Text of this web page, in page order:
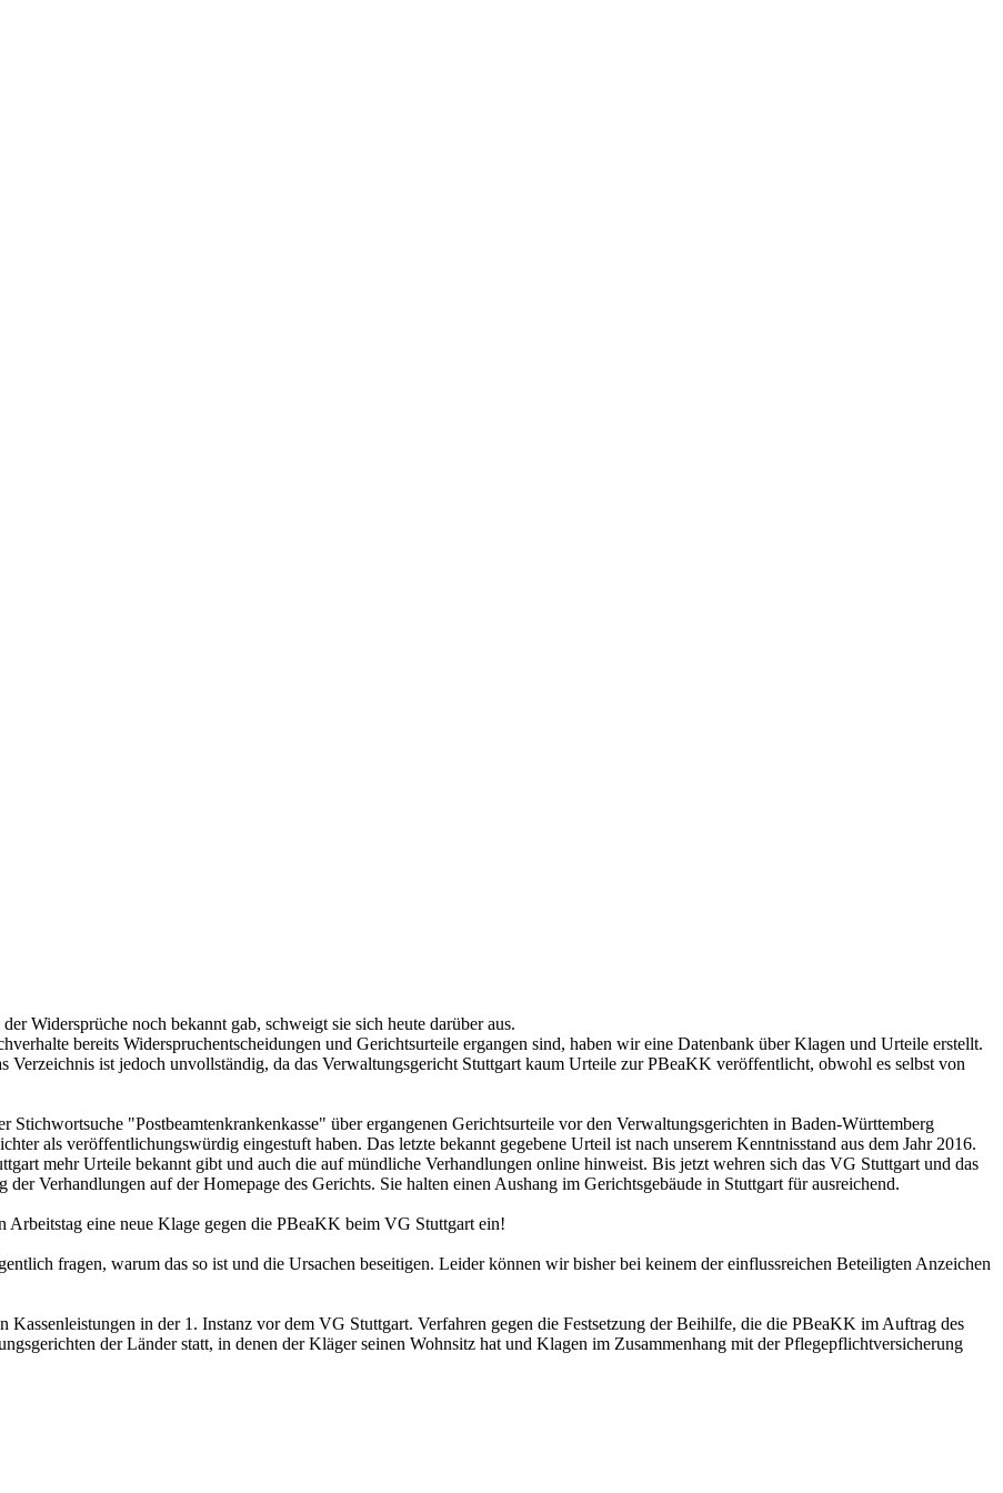
Widersprüche noch bekannt gab, schweigt sie sich heute darüber aus.
bereits Widerspruchentscheidungen und Gerichtsurteile ergangen sind, haben wir eine Datenbank über Klagen und Urteile erstellt.
ist jedoch unvollständig, da das Verwaltungsgericht Stuttgart kaum Urteile zur PBeaKK veröffentlicht, obwohl es selbst von
Stichwortsuche "Postbeamtenkrankenkasse" über ergangenen Gerichtsurteile vor den Verwaltungsgerichten in Baden-Württemberg
als veröffentlichungswürdig eingestuft haben. Das letzte bekannt gegebene Urteil ist nach unserem Kenntnisstand aus dem Jahr 2016.
mehr Urteile bekannt gibt und auch die auf mündliche Verhandlungen online hinweist. Bis jetzt wehren sich das VG Stuttgart und das
Verhandlungen auf der Homepage des Gerichts. Sie halten einen Aushang im Gerichtsgebäude in Stuttgart für ausreichend.
eine neue Klage gegen die PBeaKK beim VG Stuttgart ein!
fragen, warum das so ist und die Ursachen beseitigen. Leider können wir bisher bei keinem der einflussreichen Beteiligten Anzeichen
Kassenleistungen in der 1. Instanz vor dem VG Stuttgart. Verfahren gegen die Festsetzung der Beihilfe, die die PBeaKK im Auftrag des
der Länder statt, in denen der Kläger seinen Wohnsitz hat und Klagen im Zusammenhang mit der Pflegepflichtversicherung